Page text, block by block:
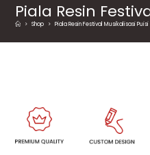
Piala Resin
> Shop > Piala Resin Festival Musikalisasi Puisi